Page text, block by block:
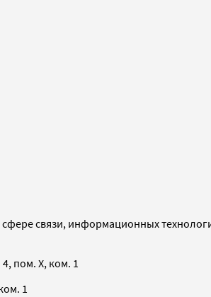
связи, информационных
пом. X, ком. 1
1